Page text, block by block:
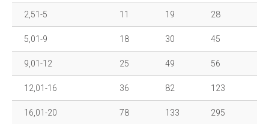
2,51-5 11 19 28
5,01-9 18 30 45
9,01-12 25 49 56
12,01-16 36 82 123
16,01-20 78 133 295